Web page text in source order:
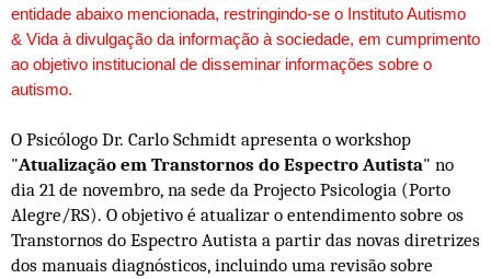
entidade abaixo mencionada, restringindo-se o Instituto Autismo
& Vida à divulgação da informação à sociedade, em cumprimento
ao objetivo institucional de disseminar informações sobre o
autismo.
O Psicólogo Dr. Carlo Schmidt apresenta o workshop
"Atualização em Transtornos do Espectro Autista" no
dia 21 de novembro, na sede da Projecto Psicologia (Porto
Alegre/RS). O objetivo é atualizar o entendimento sobre os
Transtornos do Espectro Autista a partir das novas diretrizes
dos manuais diagnósticos, incluindo uma revisão sobre